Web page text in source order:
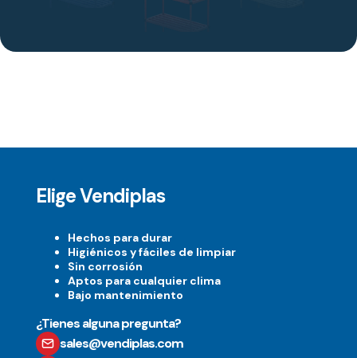
Elige Vendiplas
Hechos para durar
Higiénicos y fáciles de limpiar
Sin corrosión
Aptos para cualquier clima
Bajo mantenimiento
¿Tienes alguna pregunta?
sales@vendiplas.com